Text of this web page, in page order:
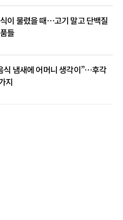
이 물렸을 때…고기 말고 단백질
들
식 냄새에 어머니 생각이”…후각
지